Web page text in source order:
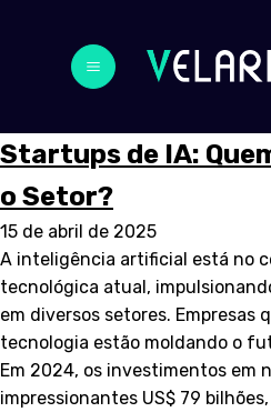
Startups de IA:
o Setor?
15 de abril de 2025
A inteligência artificial está no
tecnológica atual,
em diversos setores. Empresas
tecnologia estão moldando o
Em 2024, os investimentos em
impressionantes US$ 79